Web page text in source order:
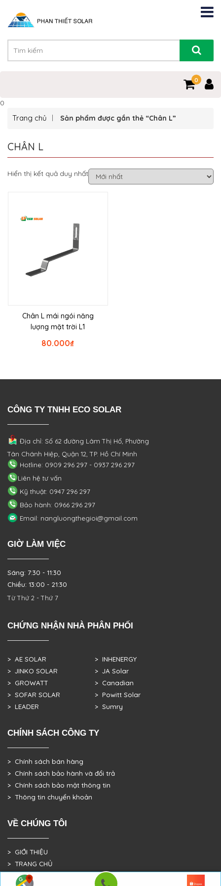
0
0
Trang chủ Sản phẩm được gắn thẻ “Chân L”
CHÂN L
Hiển thị kết quả duy nhất
Chân L mái ngói năng
lượng mặt trời L1
₫
80.000
CÔNG TY TNHH ECO SOLAR
Địa chỉ: Số 62 đường Lâm Thị Hố, Phường
Tân Chánh Hiệp, Quận 12, TP. Hồ Chí Minh
Hotline: 0909 296 297 - 0937 296 297
Liên hệ tư vấn
Kỹ thuật: 0947 296 297
Bảo hành: 0966 296 297
Email: nangluongthegioi@gmail.com
GIỜ LÀM VIỆC
Sáng: 7:30 - 11:30
Chiều: 13:00 - 21:30
Từ Thứ 2 - Thứ 7
CHỨNG NHẬN NHÀ PHÂN PHỐI
> AE SOLAR
> JINKO SOLAR
> GROWATT
> SOFAR SOLAR
> LEADER
> INHENERGY
> JA Solar
> Canadian
> Powitt Solar
> Sumry
CHÍNH SÁCH CÔNG TY
> Chính sách bán hàng
> Chính sách bảo hành và đổi trả
> Chính sách bảo mật thông tin
> Thông tin chuyển khoản
VỀ CHÚNG TÔI
> GIỚI THIỆU
> TRANG CHỦ
> DỰ ÁN THỰC TẾ